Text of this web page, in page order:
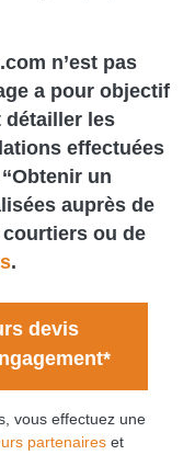
n’est pas
a pour objectif
détailler les
effectuées
un
auprès de
courtiers ou de
.
devis
vous effectuez une
partenaires et